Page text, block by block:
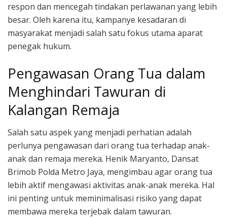
respon dan mencegah tindakan perlawanan yang lebih
besar. Oleh karena itu, kampanye kesadaran di
masyarakat menjadi salah satu fokus utama aparat
penegak hukum.
Pengawasan Orang Tua dalam
Menghindari Tawuran di
Kalangan Remaja
Salah satu aspek yang menjadi perhatian adalah
perlunya pengawasan dari orang tua terhadap anak-
anak dan remaja mereka. Henik Maryanto, Dansat
Brimob Polda Metro Jaya, mengimbau agar orang tua
lebih aktif mengawasi aktivitas anak-anak mereka. Hal
ini penting untuk meminimalisasi risiko yang dapat
membawa mereka terjebak dalam tawuran.